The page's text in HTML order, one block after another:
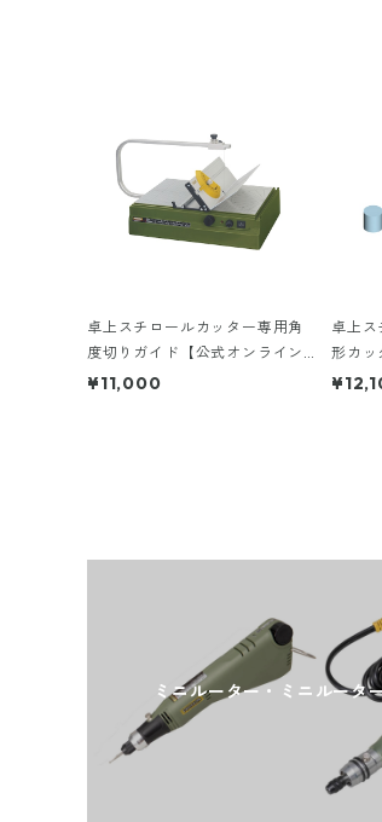
卓上スチロールカッター専用角
度切りガイド【公式オンライン
限定】
¥11,000
卓上ス
形カッ
定】
ミニルーター・ミニルータ